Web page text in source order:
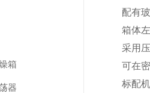
箱
器
配有
箱体
采用
可在
标配